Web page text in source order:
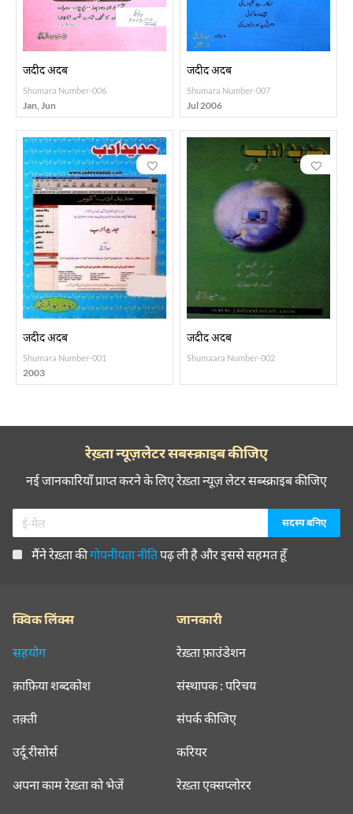
जदीद अदब
Shumara Number-006
Jan, Jun
जदीद अदब
Shumara Number-007
Jul 2006
जदीद अदब
Shumara Number-001
2003
जदीद अदब
Shumaara Number-002
रेख़्ता न्यूज़लेटर सबस्क्राइब कीजिए
नई जानकारियाँ प्राप्त करने के लिए रेख़्ता न्यूज़ लेटर सब्स्क्राइब कीजिए
मैंने रेख़्ता कीगोपनीयता नीतिपढ़ ली है और इससे सहमत हूँ
क्विक लिंक्स
सहयोग
क़ाफ़िया शब्दकोश
तक़्ती
उर्दू रीसोर्स
अपना काम रेख़्ता को भेजें
जानकारी
रेख़्ता फ़ाउंडेशन
संस्थापक : परिचय
संपर्क कीजिए
करियर
रेख़्ता एक्सप्लोरर